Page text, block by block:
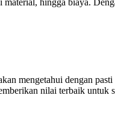
material, hingga biaya.
mengetahui dengan
nilai terbaik untuk